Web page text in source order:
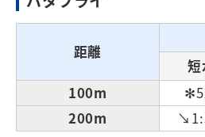
距離
短
100m
200m